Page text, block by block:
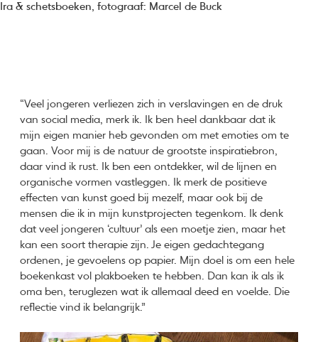
Ira & schetsboeken, fotograaf: Marcel de Buck
“Veel jongeren verliezen zich in verslavingen en de druk
van social media, merk ik. Ik ben heel dankbaar dat ik
mijn eigen manier heb gevonden om met emoties om te
gaan. Voor mij is de natuur de grootste inspiratiebron,
daar vind ik rust. Ik ben een ontdekker, wil de lijnen en
organische vormen vastleggen. Ik merk de positieve
effecten van kunst goed bij mezelf, maar ook bij de
mensen die ik in mijn kunstprojecten tegenkom. Ik denk
dat veel jongeren ‘cultuur’ als een moetje zien, maar het
kan een soort therapie zijn. Je eigen gedachtegang
ordenen, je gevoelens op papier. Mijn doel is om een hele
boekenkast vol plakboeken te hebben. Dan kan ik als ik
oma ben, teruglezen wat ik allemaal deed en voelde. Die
reflectie vind ik belangrijk.”